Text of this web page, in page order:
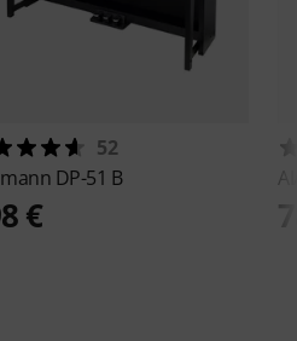
52
DP-51 B
€